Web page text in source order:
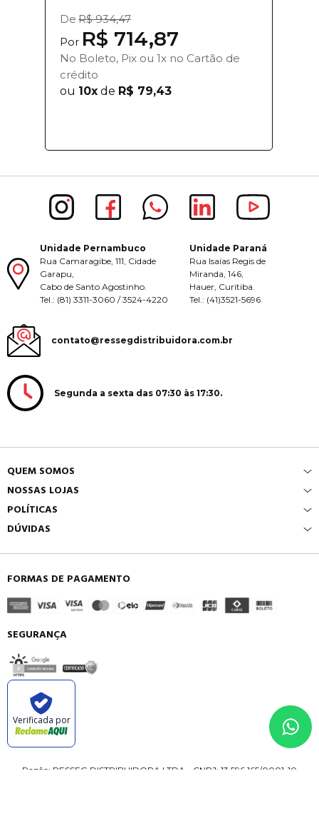
De R$ 934,47
Por R$ 714,87
No Boleto, Pix ou 1x no Cartão de
crédito
ou 10x de R$ 79,43
Unidade Pernambuco
Rua Camaragibe, 111, Cidade
Garapu,
Cabo de Santo Agostinho.
Tel.: (81) 3311-3060 / 3524-4220
Unidade Paraná
Rua Isaías Regis de
Miranda, 146,
Hauer, Curitiba.
Tel.: (41)3521-5696
contato@ressegdistribuidora.com.br
Segunda a sexta das 07:30 às 17:30.
QUEM SOMOS
NOSSAS LOJAS
POLÍTICAS
DÚVIDAS
FORMAS DE PAGAMENTO
SEGURANÇA
Verificada por
Razão: RESSEG DISTRIBUIDORA LTDA - CNPJ: 13.596.165/0001-10